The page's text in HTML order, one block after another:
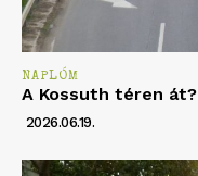
NAPLÓM
A Kossuth téren át?
2026.06.19.